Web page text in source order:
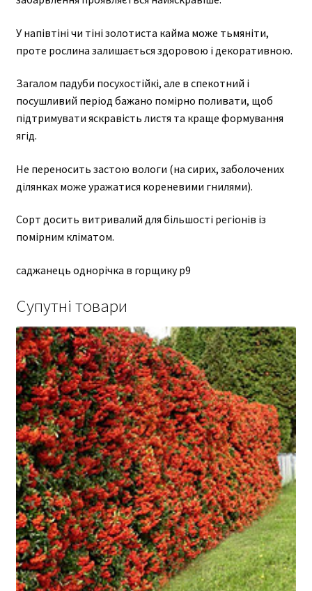
У напівтіні чи тіні золотиста кайма може тьмяніти,
проте рослина залишається здоровою і декоративною.
Загалом падуби посухостійкі, але в спекотний і
посушливий період бажано помірно поливати, щоб
підтримувати яскравість листя та краще формування
ягід.
Не переносить застою вологи (на сирих, заболочених
ділянках може уражатися кореневими гнилями).
Сорт досить витривалий для більшості регіонів із
помірним кліматом.
саджанець однорічка в горщику р9
Супутні товари